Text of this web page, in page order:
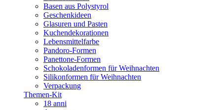
Basen aus Polystyrol
Geschenkideen
Glasuren und Pasten
Kuchendekorationen
Lebensmittelfarbe
Pandoro-Formen
Panettone-Formen
Schokoladenformen für Weihnachten
Silikonformen für Weihnachten
Verpackung
Themen-Kit
18 anni